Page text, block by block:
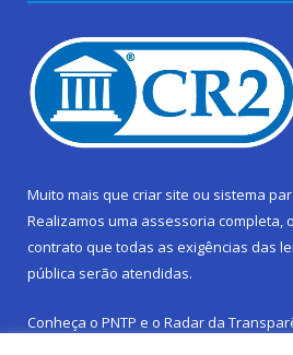
Muito mais que criar site ou sistema
Realizamos uma assessoria completa,
contrato que todas as exigências das
pública serão atendidas.
Conheça o PNTP e o Radar da